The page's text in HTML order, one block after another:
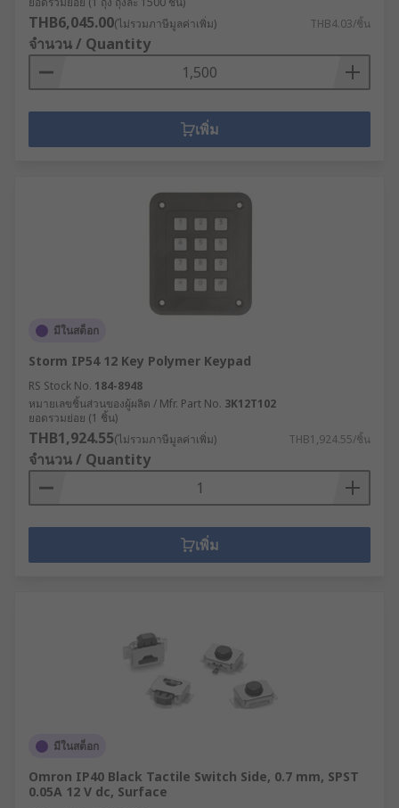
THB6,045.00(ไม่รวมภาษีมูลค่าเพิ่ม) THB4.03/ชิ้น
จำนวน / Quantity
เพิ่ม
มีในสต็อก
Storm IP54 12 Key Polymer Keypad
RS Stock No. 184-8948
หมายเลขชิ้นส่วนของผู้ผลิต / Mfr. Part No. 3K12T102
ยอดรวมย่อย (1 ชิ้น)
THB1,924.55(ไม่รวมภาษีมูลค่าเพิ่ม) THB1,924.55/ชิ้น
จำนวน / Quantity
เพิ่ม
มีในสต็อก
Omron IP40 Black Tactile Switch Side, 0.7 mm, SPST
0.05A 12 V dc, Surface